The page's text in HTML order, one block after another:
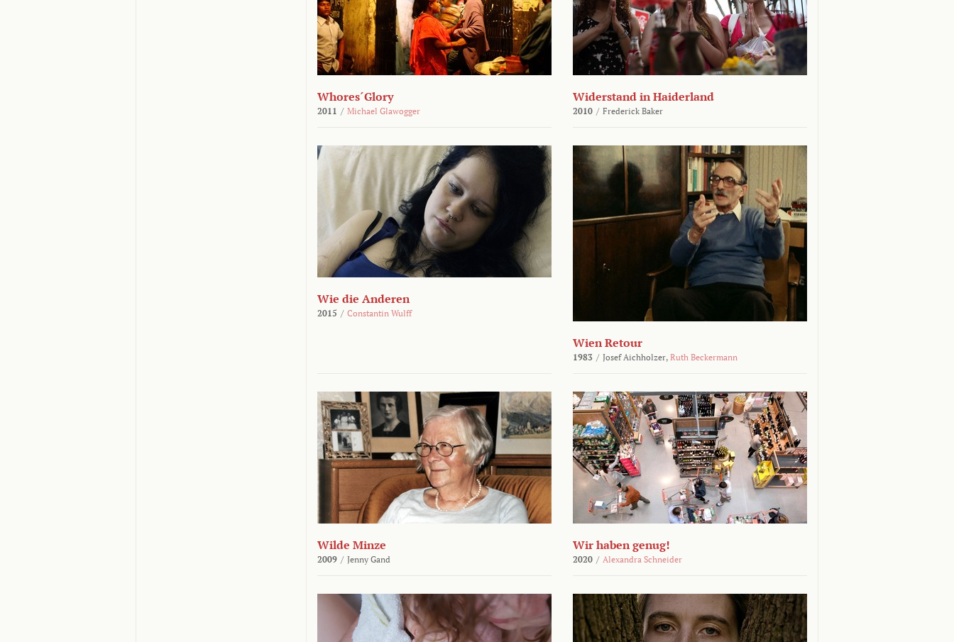
Whores´Glory
2011 / Michael Glawogger
Widerstand in Haiderland
2010 / Frederick Baker
Wie die Anderen
2015 / Constantin Wulff
Wien Retour
1983 / Josef Aichholzer, Ruth Beckermann
Wilde Minze
2009 / Jenny Gand
Wir haben genug!
2020 / Alexandra Schneider